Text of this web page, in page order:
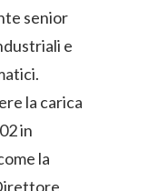
senior
e
la carica
in
la